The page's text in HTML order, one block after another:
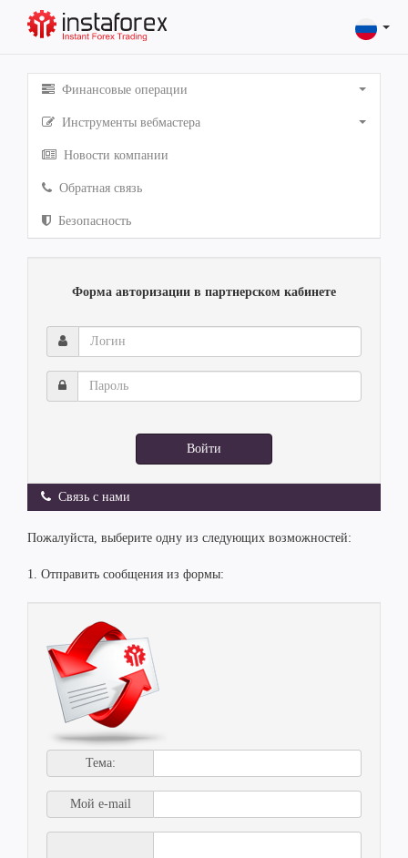
Финансовые операции
Инструменты вебмастера
Новости компании
Обратная связь
Безопасность
Форма авторизации в партнерском кабинете
Логин
Пароль
Войти
Связь с нами
Пожалуйста, выберите одну из следующих возможностей:
1. Отправить сообщения из формы:
Тема:
Мой e-mail